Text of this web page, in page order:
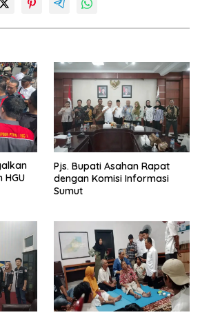
HGU
Pjs. Bupati Asahan Rapat
dengan Komisi Informasi
Sumut